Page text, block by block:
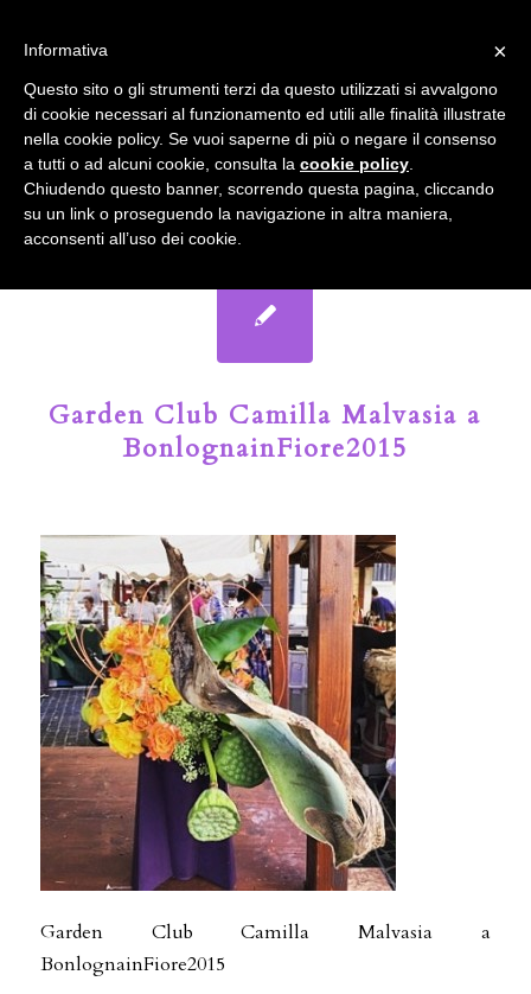
Il Blog del Garden Club di Bologna
Garden Club Camilla Malvasia a
BonlognainFiore2015
Garden Club Camilla Malvasia a
BonlognainFiore2015
accetta l'uso dei cookies previsto nella pagina dedicata.
Fai clic per abilitare/disabilitare il tracciamento di
Google Analytics.
OK Privacy e cookie policy
×
Informativa
Questo sito o gli strumenti terzi da questo utilizzati si avvalgono
di cookie necessari al funzionamento ed utili alle finalità illustrate
nella cookie policy. Se vuoi saperne di più o negare il consenso
a tutti o ad alcuni cookie, consulta la cookie policy
Chiudendo questo banner, scorrendo questa pagina, cliccando
su un link o proseguendo la navigazione in altra maniera,
acconsenti all’uso dei cookie.